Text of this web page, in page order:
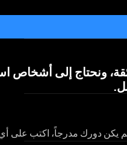
ونحتاج إلى أشخاص
ونحتاج إلى أشخاص
يكن دورك مدرجاً، اكتب على